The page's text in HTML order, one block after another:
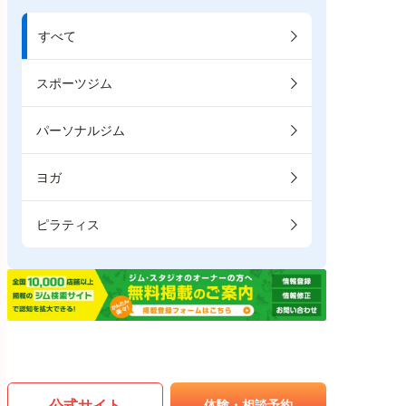
すべて
スポーツジム
パーソナルジム
ヨガ
ピラティス